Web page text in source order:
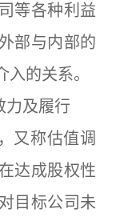
等各种利益
部与内部的
的关系。
及履行
又称估值调
达成股权性
目标公司未